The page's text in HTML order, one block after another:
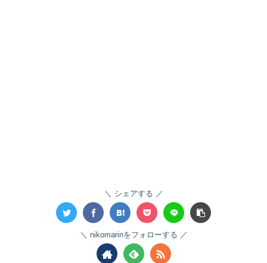
シェアする
nikomarinをフォローする